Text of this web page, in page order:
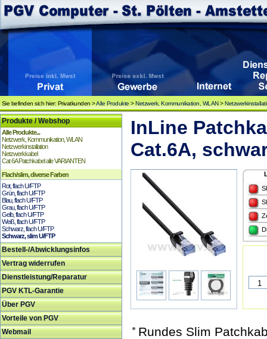
Sie befinden sich hier: Privatkunden >Alle Produkte >Netzwerk, Kommunikation, WLAN>
Produkte / Webshop
Alle Produkte...
Netzwerk, Kommunikation, WLAN
Netzwerkinstallation
Netzwerkkabel
Cat 6A Patchkabel alle VARIANTEN
Flach/slim, diverse Farben
Rot, flach U/FTP
Grün, flach U/FTP
Blau, flach U/FTP
Grau, flach U/FTP
Gelb, flach U/FTP
Weiß, flach U/FTP
Schwarz, flach U/FTP
Schwarz, slim U/FTP
Bestell-/Abwicklungsinfos
Vertrag widerrufen
Dienstleistung/Reparatur
PGV KTL-Garantie
Über PGV
Vorteile von PGV
Webmail
InLine
Cat.6A,
Rundes Slim